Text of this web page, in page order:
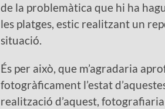
de la problemàtica que hi ha
les platges, estic realitzant un
situació.
És per això, que m’agradaria
fotogràficament l’estat
realització d’aquest,